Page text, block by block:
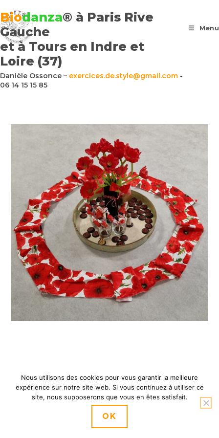
Biodanza® à Paris Rive
Gauche
et à Tours en Indre et
Loire (37)
Menu
Danièle Ossonce – exercices.de.style@gmail.com -
06 14 15 15 85
Crédits © 2021 - Biodanza® – Danser sa Vie –
Danièle OSSONCE - Tous droits réservés -
Mentions
Nous utilisons des cookies pour vous garantir la meilleure
expérience sur notre site web. Si vous continuez à utiliser ce
site, nous supposerons que vous en êtes satisfait.
OK